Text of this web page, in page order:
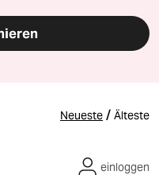
Neueste / Älteste
einloggen